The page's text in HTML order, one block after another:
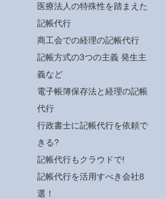
医療法人の特殊性を踏まえた
記帳代行
商工会での経理の記帳代行
記帳方式の3つの主義 発生主
義など
電子帳簿保存法と経理の記帳
代行
行政書士に記帳代行を依頼で
きる?
記帳代行もクラウドで!
記帳代行を活用すべき会社8
選！